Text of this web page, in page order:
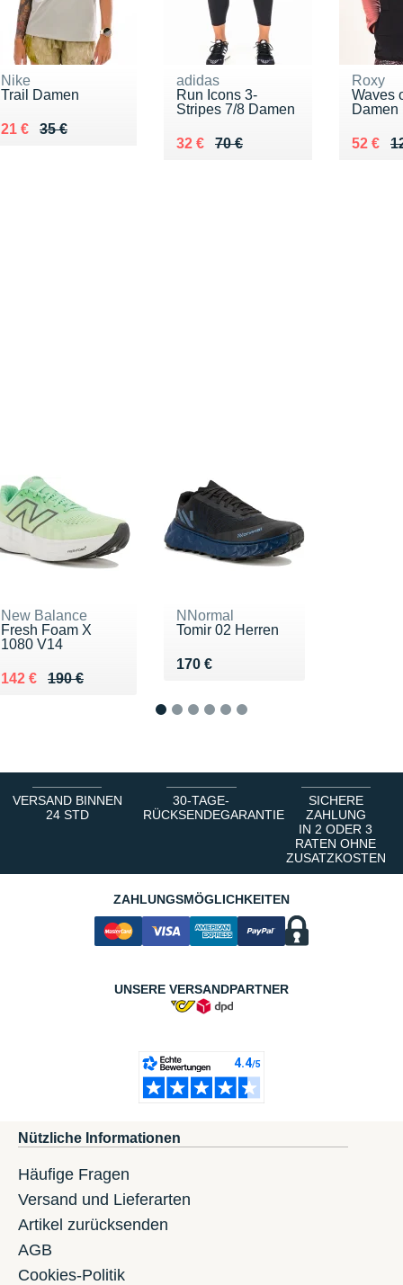
Nike
Trail Damen
35 €
Au lieu de 35 €
21 €
Vendu 21 €
adidas
Run Icons 3-
Stripes 7/8 Damen
70 €
Au lieu de 70 €
32 €
Vendu 32 €
Roxy
Waves
Damen
Au lieu
52 €
Vendu
New Balance
Fresh Foam X
1080 V14
190 €
Au lieu de 190 €
142 €
Vendu 142 €
NNormal
Tomir 02 Herren
170 €
Vendu 170 €
VERSAND BINNEN
24 STD
30-TAGE-
RÜCKSENDEGARANTIE
SICHERE
ZAHLUNG
IN 2 ODER 3
RATEN OHNE
ZUSATZKOSTEN
ZAHLUNGSMÖGLICHKEITEN
UNSERE VERSANDPARTNER
Nützliche Informationen
Häufige Fragen
Versand und Lieferarten
Artikel zurücksenden
AGB
Cookies-Politik